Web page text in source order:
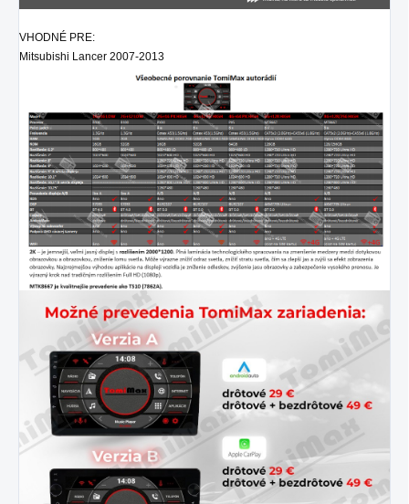
VHODNÉ PRE:
Mitsubishi Lancer 2007-2013